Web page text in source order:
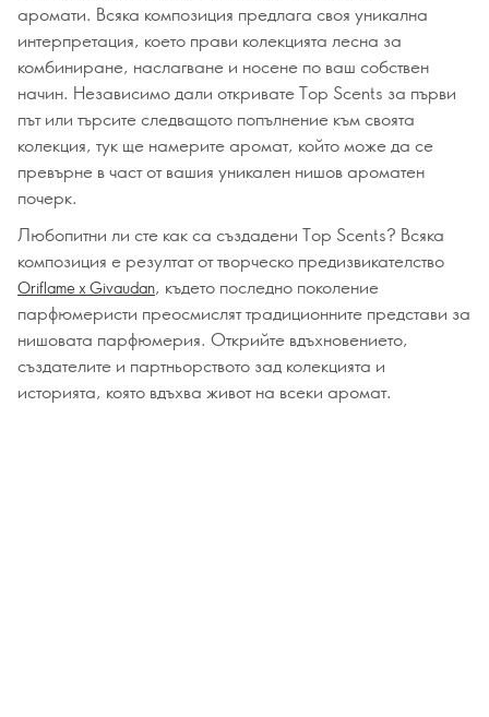
аромати. Всяка композиция предлага своя уникална
интерпретация, което прави колекцията лесна за
комбиниране, наслагване и носене по ваш собствен
начин. Независимо дали откривате Top Scents за първи
път или търсите следващото попълнение към своята
колекция, тук ще намерите аромат, който може да се
превърне в част от вашия уникален нишов ароматен
почерк.
Любопитни ли сте как са създадени Top Scents? Всяка
композиция е резултат от творческо предизвикателство
Oriflame x Givaudan, където последно поколение
парфюмеристи преосмислят традиционните представи за
нишовата парфюмерия. Открийте вдъхновението,
създателите и партньорството зад колекцията и
историята, която вдъхва живот на всеки аромат.